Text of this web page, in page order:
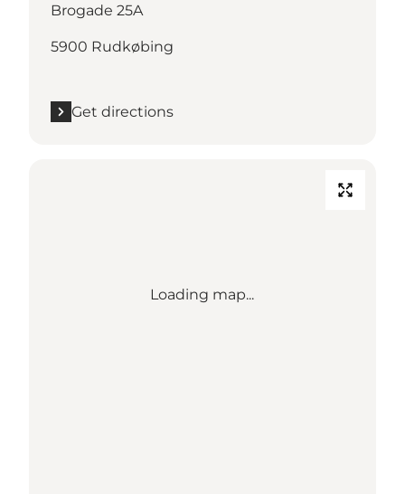
Brogade 25A
5900 Rudkøbing
Get directions
Loading map...